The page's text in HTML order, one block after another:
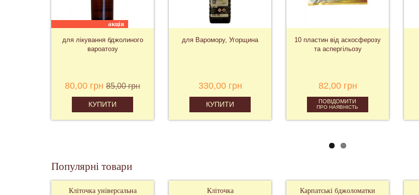
акція
для лікування бджолиного
вароатозу
80,00 грн 85,00 грн
КУПИТИ
для Варомору, Угорщина
330,00 грн
КУПИТИ
10 пластин від аскосферозу
та аспергільозу
82,00 грн
ПОВІДОМИТИ
ПРО НАЯВНІСТЬ
Популярні товари
Кліточка універсальна
Кліточка
Карпатські бджоломатки